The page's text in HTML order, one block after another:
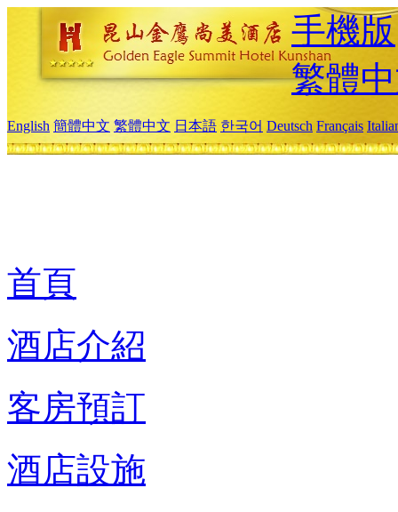
手機版
繁體
English 簡體中文 繁體中文 日本語 한국어 Deutsch Français
首頁
酒店介紹
客房預訂
酒店設施